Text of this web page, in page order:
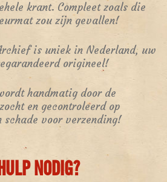
krant. Compleet zoals die
zou zijn gevallen!
is uniek in Nederland, uw
origineel!
handmatig door de
en gecontroleerd op
schade voor verzending!
NODIG?